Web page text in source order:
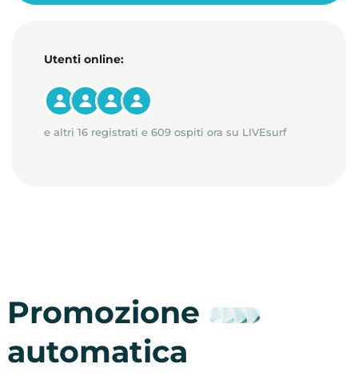
Utenti online:
e altri 16 registrati e 609 ospiti ora su LIVEsurf
Promozione
automatica